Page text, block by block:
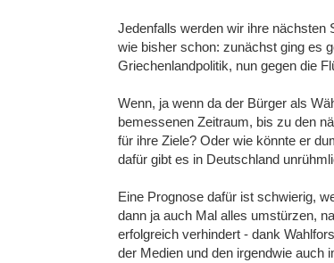
Jedenfalls werden wir ihre nächsten
wie bisher schon: zunächst ging es
Griechenlandpolitik, nun gegen die
Wenn, ja wenn da der Bürger als
bemessenen Zeitraum, bis zu den
für ihre Ziele? Oder wie könnte er
dafür gibt es in Deutschland
Eine Prognose dafür ist schwierig,
dann ja auch Mal alles umstürzen,
erfolgreich verhindert - dank
der Medien und den irgendwie auch